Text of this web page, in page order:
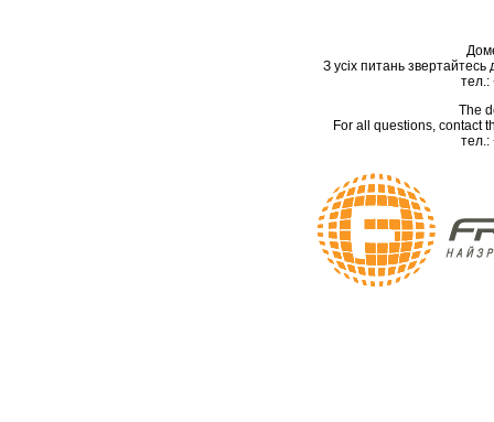
З усіх питань звертайтесь
тел.:
The
For all questions, contact
тел.: